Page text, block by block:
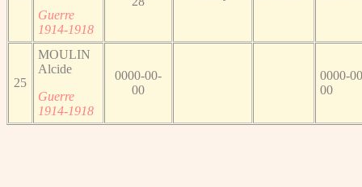
Guerre
1914-1918
25
MOULIN
Alcide
Guerre
1914-1918
0000-00-
00
0000-
00